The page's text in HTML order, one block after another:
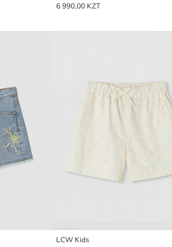
6 990,00 KZT
LCW Kids